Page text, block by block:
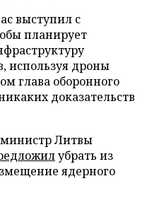
выступил с
планирует
используя дроны
глава оборонного
доказательств
Литвы
убрать из
ядерного